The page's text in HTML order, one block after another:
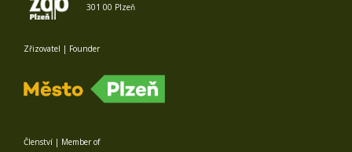
301 00 Plzeň
Zřizovatel | Founder
Členství | Member of